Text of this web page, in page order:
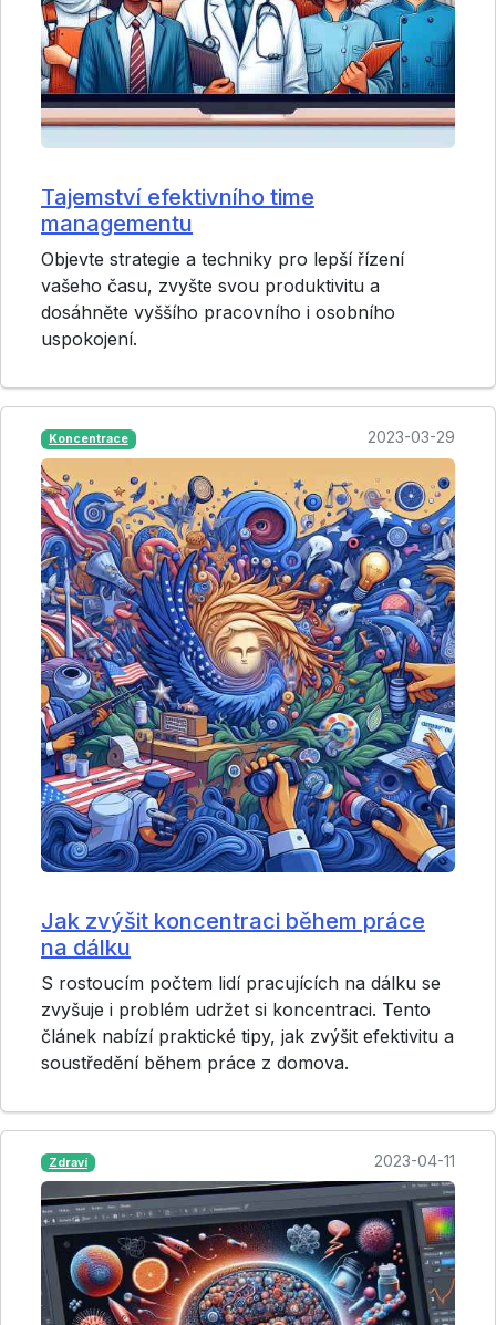
Tajemství efektivního time
managementu
Objevte strategie a techniky pro lepší řízení
vašeho času, zvyšte svou produktivitu a
dosáhněte vyššího pracovního i osobního
uspokojení.
Koncentrace 2023-03-29
Jak zvýšit koncentraci během práce
na dálku
S rostoucím počtem lidí pracujících na dálku se
zvyšuje i problém udržet si koncentraci. Tento
článek nabízí praktické tipy, jak zvýšit efektivitu a
soustředění během práce z domova.
Zdraví 2023-04-11